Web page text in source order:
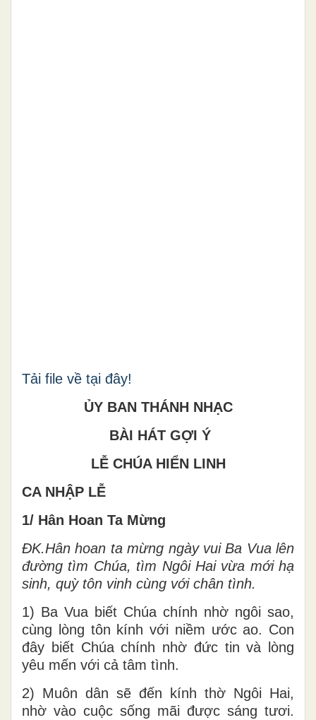
Tải file về tại đây!
ỦY BAN THÁNH NHẠC
BÀI HÁT GỢI Ý
LỄ CHÚA HIỂN LINH
CA NHẬP LỄ
1/ Hân Hoan Ta Mừng
ĐK.Hân hoan ta mừng ngày vui Ba Vua lên
đường tìm Chúa, tìm Ngôi Hai vừa mới hạ
sinh, quỳ tôn vinh cùng với chân tình.
1) Ba Vua biết Chúa chính nhờ ngôi sao,
cùng lòng tôn kính với niềm ước ao. Con
đây biết Chúa chính nhờ đức tin và lòng
yêu mến với cả tâm tình.
2) Muôn dân sẽ đến kính thờ Ngôi Hai,
nhờ vào cuộc sống mãi được sáng tươi.